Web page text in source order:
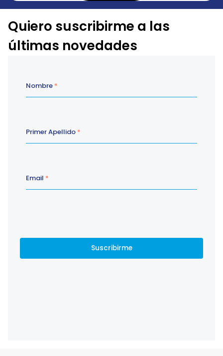
Quiero suscribirme a las
últimas novedades